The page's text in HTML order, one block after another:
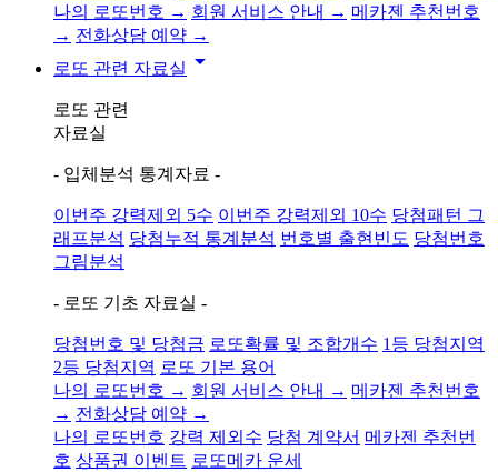
나의 로또번호 → 회원 서비스 안내 → 메카젠 추천번호
→ 전화상담 예약 →
로또 관련 자료실 arrow_drop_down
로또 관련
자료실
- 입체분석 통계자료 -
이번주 강력제외 5수 이번주 강력제외 10수 당첨패턴 그
래프분석 당첨누적 통계분석 번호별 출현빈도 당첨번호
그림분석
- 로또 기초 자료실 -
당첨번호 및 당첨금 로또확률 및 조합개수 1등 당첨지역
2등 당첨지역 로또 기본 용어
나의 로또번호 → 회원 서비스 안내 → 메카젠 추천번호
→ 전화상담 예약 →
나의 로또번호 강력 제외수 당첨 계약서 메카젠 추천번
호 상품권 이벤트 로또메카 운세